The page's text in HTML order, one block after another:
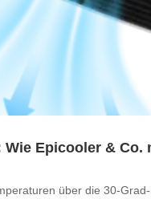
Wie Epicooler & Co.
über die 30-